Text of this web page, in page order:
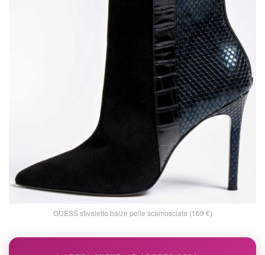
GUESS stivaletto baize pelle scamosciata (169 €)